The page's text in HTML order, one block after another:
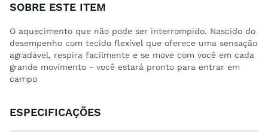
SOBRE ESTE ITEM
O aquecimento que não pode ser interrompido. Nascido do
desempenho com tecido flexível que oferece uma sensação
agradável, respira facilmente e se move com você em cada
grande movimento - você estará pronto para entrar em
campo
ESPECIFICAÇÕES